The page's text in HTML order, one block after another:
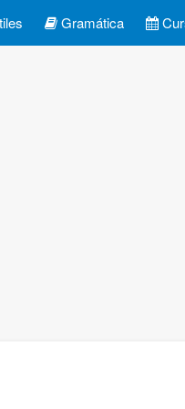
Gramática